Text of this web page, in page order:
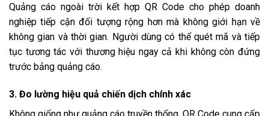
Quảng cáo ngoài trời kết hợp QR Code cho phép doanh
nghiệp tiếp cận đối tượng rộng hơn mà không giới hạn về
không gian và thời gian. Người dùng có thể quét mã và tiếp
tục tương tác với thương hiệu ngay cả khi không còn đứng
trước bảng quảng cáo.
3. Đo lường hiệu quả chiến dịch chính xác
Không giống như quảng cáo truyền thống, QR Code cung cấp